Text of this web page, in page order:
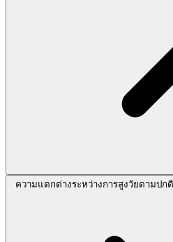
ความแตกต่างระหว่างการสูงวัยตามปก